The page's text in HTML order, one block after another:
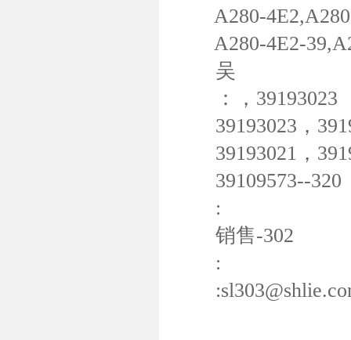
A280-
A280-4E2-
吴
：，39193023
39193023，
39193021，
39109573--320
:
销售-302
: